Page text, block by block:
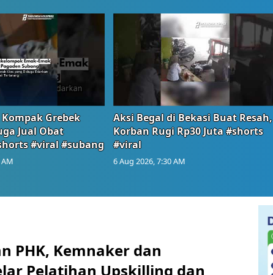
Grebek
Jual Obat
#viral #subang
Aksi Begal di Bekasi Buat Resah,
Korban Rugi Rp30 Juta #shorts
#viral
6 Aug 2026, 7:30 AM
PHK, Kemnaker dan
Pelatihan Upskilling dan